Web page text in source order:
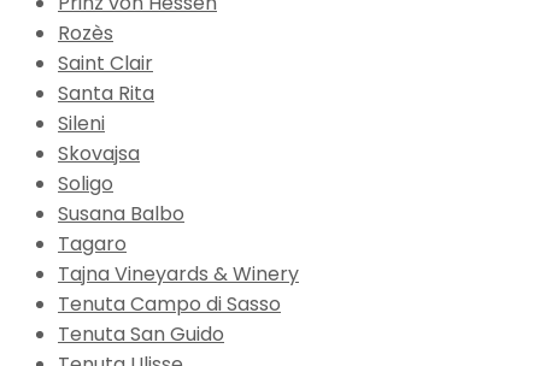
Rozès
Saint Clair
Santa Rita
Sileni
Skovajsa
Soligo
Susana Balbo
Tagaro
Tajna Vineyards & Winery
Tenuta Campo di Sasso
Tenuta San Guido